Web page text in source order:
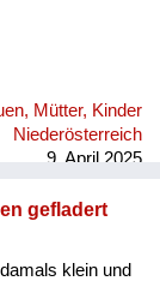
Mütter, Kinder
Niederösterreich
9. April 2025
gefladert
klein und